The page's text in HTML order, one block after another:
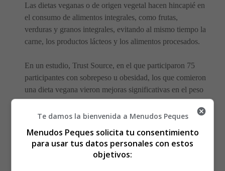
Las dietas veganas o de origen vegetal hacen hincapié en
el consumo de alimentos integrales, como frutas,
verduras y granos integrales, evitando al mismo tiempo la
carne, los productos lácteos y los alimentos procesados.
En un estudio, Trust Source, en el que participaron 75
participantes con sobrepeso u obesidad, los que comieron
una dieta vegana vieron mejoras significativas en el peso
corporal, la masa grasa y los marcadores de resistencia a
la insulina.
Las dietas basadas en vegetales también pueden ayudar a
reducir el riesgo de enfermedades cardíacas y otros
Te damos la bienvenida a Menudos Peques
Menudos Peques solicita tu consentimiento
para usar tus datos personales con estos
objetivos: